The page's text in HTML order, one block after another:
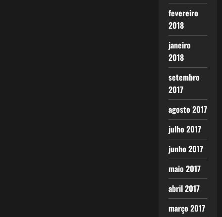
fevereiro
2018
janeiro
2018
setembro
2017
agosto 2017
julho 2017
junho 2017
maio 2017
abril 2017
março 2017